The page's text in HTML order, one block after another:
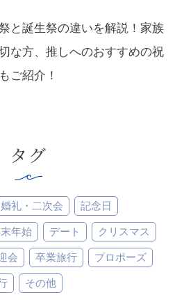
と誕生祭の違いを解説！家族
な方、推しへのおすすめの祝
ご紹介！
タグ
婚礼・二次会
記念日
年始 デート
クリスマス
会 卒業旅行
プロポーズ
その他